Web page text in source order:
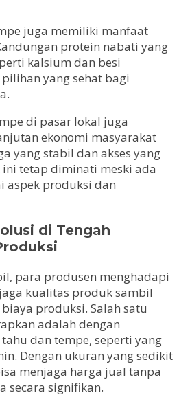
juga memiliki manfaat
protein nabati yang
kalsium dan besi
yang sehat bagi
di pasar lokal juga
ekonomi masyarakat
yang stabil dan akses yang
tetap diminati meski ada
aspek produksi dan
di Tengah
para produsen menghadapi
kualitas produk sambil
produksi. Salah satu
adalah dengan
dan tempe, seperti yang
Dengan ukuran yang sedikit
menjaga harga jual tanpa
secara signifikan.